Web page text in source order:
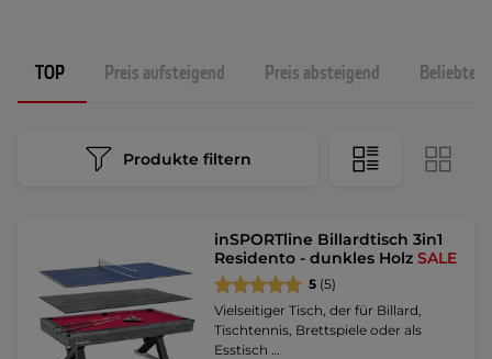
TOP Preis aufsteigend Preis absteigend
Produkte filtern
inSPORTline Billardtisch 3in1
Residento - dunkles HolzSALE
5 (5)
Vielseitiger Tisch, der für Billard,
Tischtennis, Brettspiele oder als
Esstisch …